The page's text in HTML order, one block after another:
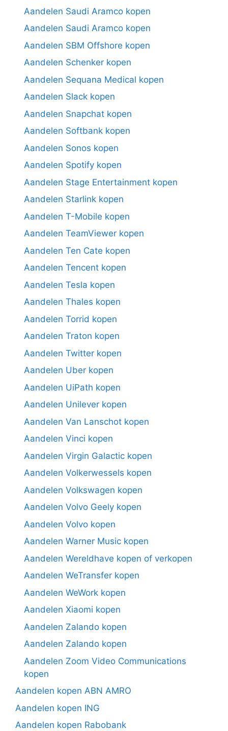
Aandelen Saudi Aramco kopen
Aandelen Saudi Aramco kopen
Aandelen SBM Offshore kopen
Aandelen Schenker kopen
Aandelen Sequana Medical kopen
Aandelen Slack kopen
Aandelen Snapchat kopen
Aandelen Softbank kopen
Aandelen Sonos kopen
Aandelen Spotify kopen
Aandelen Stage Entertainment kopen
Aandelen Starlink kopen
Aandelen T-Mobile kopen
Aandelen TeamViewer kopen
Aandelen Ten Cate kopen
Aandelen Tencent kopen
Aandelen Tesla kopen
Aandelen Thales kopen
Aandelen Torrid kopen
Aandelen Traton kopen
Aandelen Twitter kopen
Aandelen Uber kopen
Aandelen UiPath kopen
Aandelen Unilever kopen
Aandelen Van Lanschot kopen
Aandelen Vinci kopen
Aandelen Virgin Galactic kopen
Aandelen Volkerwessels kopen
Aandelen Volkswagen kopen
Aandelen Volvo Geely kopen
Aandelen Volvo kopen
Aandelen Warner Music kopen
Aandelen Wereldhave kopen of verkopen
Aandelen WeTransfer kopen
Aandelen WeWork kopen
Aandelen Xiaomi kopen
Aandelen Zalando kopen
Aandelen Zalando kopen
Aandelen Zoom Video Communications
kopen
Aandelen kopen ABN AMRO
Aandelen kopen ING
Aandelen kopen Rabobank